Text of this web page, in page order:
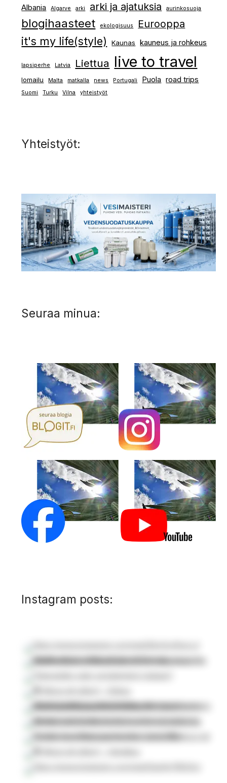
Albania Algarve arki arki ja ajatuksia aurinkosuoja
blogihaasteet ekologisuus Eurooppa
it's my life(style) Kaunas kauneus ja rohkeus
lapsiperhe Latvia Liettua live to travel
lomailu Malta matkalla news Portugali Puola road trips
Suomi Turku Vilna yhteistyöt
Yhteistyöt:
Seuraa minua:
Instagram posts: